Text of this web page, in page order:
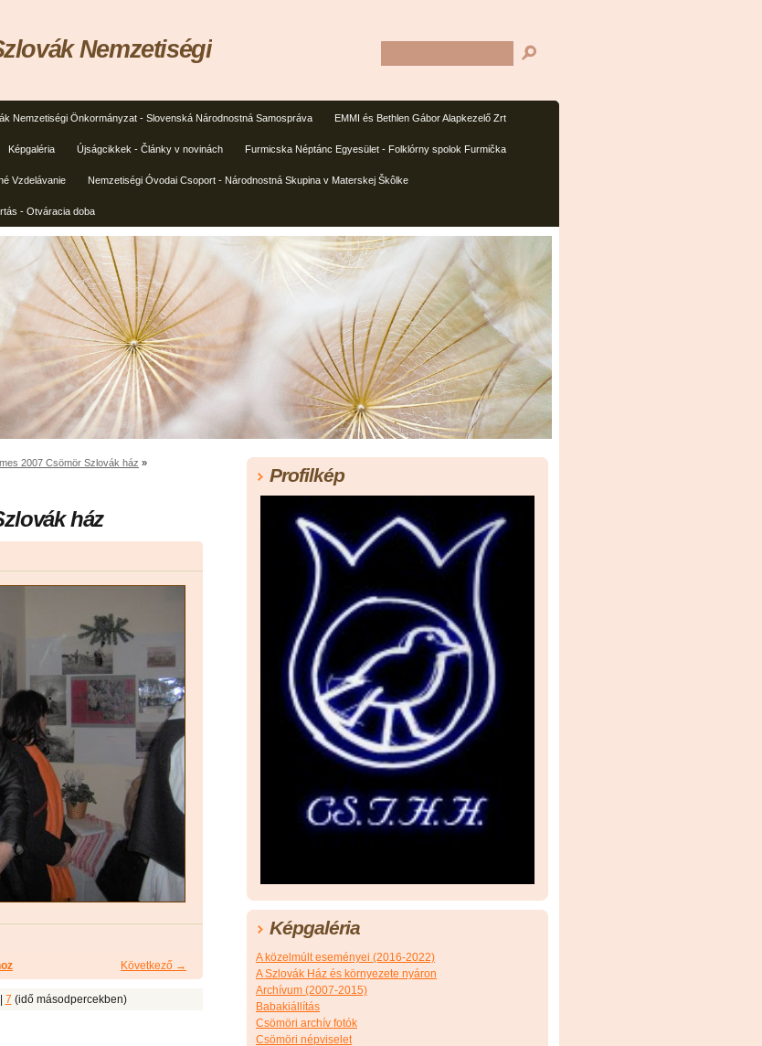
Nemzetiségi Önkormányzat - Slovenská Národnostná Samospráva EMMI és Bethlen Gábor Alapkezelő Zrt
Képgaléria Újságcikkek - Články v novinách Furmicska Néptánc Egyesület - Folklórny spolok Furmička
Vzdelávanie Nemzetiségi Óvodai Csoport - Národnostná Skupina v Materskej Škôlke
- Otváracia doba
Nemzetiségi
2007 Csömör Szlovák ház »
ház
Következő →
7 (idő másodpercekben)
Profilkép
Képgaléria
A közelmúlt eseményei (2016-2022)
A Szlovák Ház és környezete nyáron
Archívum (2007-2015)
Babakiállítás
Csömöri archív fotók
Csömöri népviselet